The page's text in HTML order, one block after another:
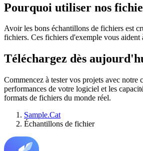
Pourquoi utiliser nos
Avoir les bons échantillons de fichiers est
fichiers. Ces fichiers d'exemple vous aident
Téléchargez dès
Commencez à tester vos projets avec
performances de votre logiciel et les
formats de fichiers du monde réel.
Sample.Cat
Échantillons de fichier